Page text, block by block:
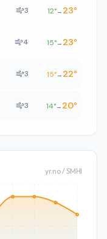
3 12°→ 23°
4 15°→ 23°
3 15°→ 22°
3 14°→ 20°
yr.no / SMHI